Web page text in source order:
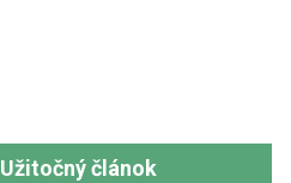
Užitočný článok